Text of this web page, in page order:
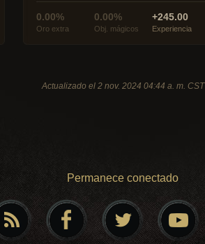
0.00%
Oro extra
0.00%
Obj. mágicos
+245.00
Experiencia
Actualizado el 2 nov. 2024 04:44 a. m. CST
Permanece conectado